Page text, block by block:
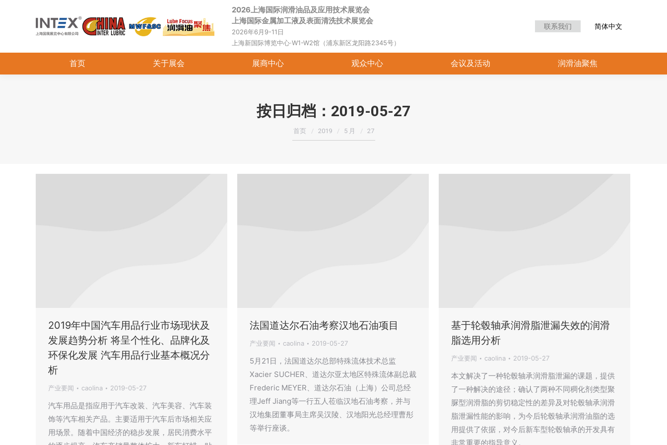
2026上海国际润滑油品及应用技术展览会
上海国际金属加工液及表面清洗技术展览会
2026年6月9-11日
上海新国际博览中心·W1-W2馆（浦东新区龙阳路2345号）
联系我们 简体中文
首页 关于展会 展商中心 观众中心 会议及活动 润滑油聚焦
按日归档： 2019-05-27
您在这里：
首页 2019 5 月 27
2019年中国汽车用品行业市场现状及
发展趋势分析 将呈个性化、品牌化及
环保化发展 汽车用品行业基本概况分
析
产业要闻 caolina 2019-05-27
汽车用品是指应用于汽车改装、汽车美容、汽车装
饰等汽车相关产品。主要适用于汽车后市场相关应
用场景。随着中国经济的稳步发展，居民消费水平
法国道达尔石油考察汉地石油项目
产业要闻 caolina 2019-05-27
5月21日，法国道达尔总部特殊流体技术总监
Xacier SUCHER、道达尔亚太地区特殊流体副总裁
Frederic MEYER、道达尔石油（上海）公司总经
理Jeff Jiang等一行五人莅临汉地石油考察，并与
汉地集团董事局主席吴汉陵、汉地阳光总经理曹彤
等举行座谈。
基于轮毂轴承润滑脂泄漏失效的润滑
脂选用分析
产业要闻 caolina 2019-05-27
本文解决了一种轮毂轴承润滑脂泄漏的课题，提供
了一种解决的途径；确认了两种不同稠化剂类型聚
脲型润滑脂的剪切稳定性的差异及对轮毂轴承润滑
脂泄漏性能的影响，为今后轮毂轴承润滑油脂的选
用提供了依据，对今后新车型轮毂轴承的开发具有
非常重要的指导意义。
首页 关于展会 展商中心